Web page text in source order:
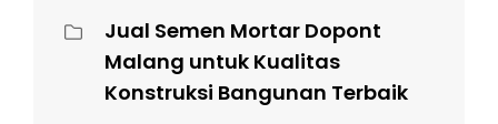
Jual Semen Mortar Dopont
Malang untuk Kualitas
Konstruksi Bangunan Terbaik